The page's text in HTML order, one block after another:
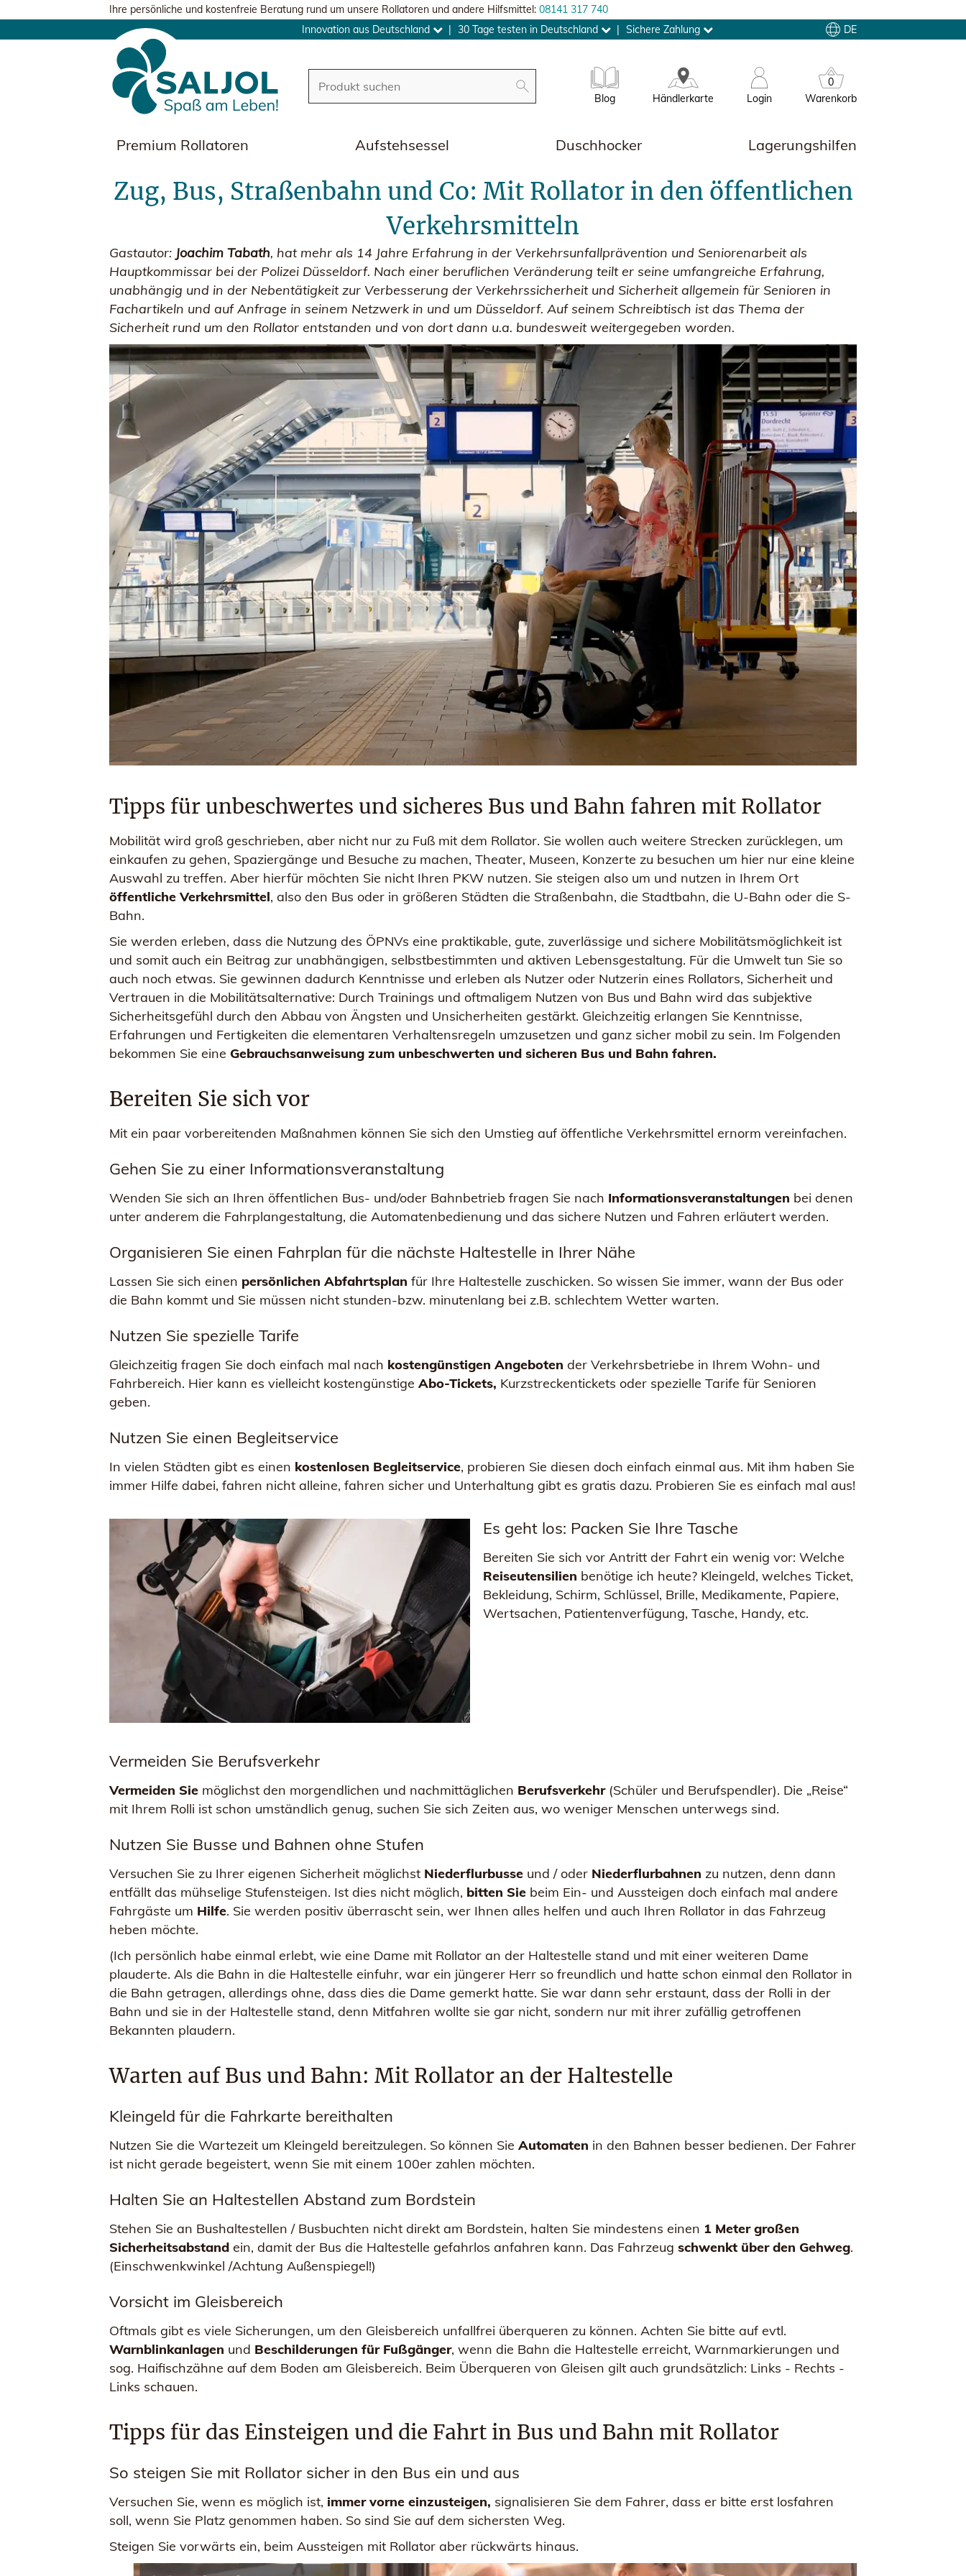
Ihre persönliche und kostenfreie Beratung rund um unsere Rollatoren und andere Hilfsmittel: 08141 317 740
Innovation aus Deutschland
| 30 Tage testen in Deutschland | Sichere Zahlung DE
Blog Händlerkarte Login
0
Warenkorb
Premium Rollatoren Aufstehsessel Duschhocker Lagerungshilfen
Zug, Bus, Straßenbahn und Co: Mit Rollator in den öffentlichen
Verkehrsmitteln
Gastautor: Joachim Tabath, hat mehr als 14 Jahre Erfahrung in der Verkehrsunfallprävention und Seniorenarbeit als
Hauptkommissar bei der Polizei Düsseldorf. Nach einer beruflichen Veränderung teilt er seine umfangreiche Erfahrung,
unabhängig und in der Nebentätigkeit zur Verbesserung der Verkehrssicherheit und Sicherheit allgemein für Senioren in
Fachartikeln und auf Anfrage in seinem Netzwerk in und um Düsseldorf. Auf seinem Schreibtisch ist das Thema der
Sicherheit rund um den Rollator entstanden und von dort dann u.a. bundesweit weitergegeben worden.
Tipps für unbeschwertes und sicheres Bus und Bahn fahren mit Rollator
Mobilität wird groß geschrieben, aber nicht nur zu Fuß mit dem Rollator. Sie wollen auch weitere Strecken zurücklegen, um
einkaufen zu gehen, Spaziergänge und Besuche zu machen, Theater, Museen, Konzerte zu besuchen um hier nur eine kleine
Auswahl zu treffen. Aber hierfür möchten Sie nicht Ihren PKW nutzen. Sie steigen also um und nutzen in Ihrem Ort
öffentliche Verkehrsmittel, also den Bus oder in größeren Städten die Straßenbahn, die Stadtbahn, die U-Bahn oder die S-
Bahn.
Sie werden erleben, dass die Nutzung des ÖPNVs eine praktikable, gute, zuverlässige und sichere Mobilitätsmöglichkeit ist
und somit auch ein Beitrag zur unabhängigen, selbstbestimmten und aktiven Lebensgestaltung. Für die Umwelt tun Sie so
auch noch etwas. Sie gewinnen dadurch Kenntnisse und erleben als Nutzer oder Nutzerin eines Rollators, Sicherheit und
Vertrauen in die Mobilitätsalternative: Durch Trainings und oftmaligem Nutzen von Bus und Bahn wird das subjektive
Sicherheitsgefühl durch den Abbau von Ängsten und Unsicherheiten gestärkt. Gleichzeitig erlangen Sie Kenntnisse,
Erfahrungen und Fertigkeiten die elementaren Verhaltensregeln umzusetzen und ganz sicher mobil zu sein. Im Folgenden
bekommen Sie eine Gebrauchsanweisung zum unbeschwerten und sicheren Bus und Bahn fahren.
Bereiten Sie sich vor
Mit ein paar vorbereitenden Maßnahmen können Sie sich den Umstieg auf öffentliche Verkehrsmittel ernorm vereinfachen.
Gehen Sie zu einer Informationsveranstaltung
Wenden Sie sich an Ihren öffentlichen Bus- und/oder Bahnbetrieb fragen Sie nach Informationsveranstaltungen bei denen
unter anderem die Fahrplangestaltung, die Automatenbedienung und das sichere Nutzen und Fahren erläutert werden.
Organisieren Sie einen Fahrplan für die nächste Haltestelle in Ihrer Nähe
Lassen Sie sich einen persönlichen Abfahrtsplan für Ihre Haltestelle zuschicken. So wissen Sie immer, wann der Bus oder
die Bahn kommt und Sie müssen nicht stunden-bzw. minutenlang bei z.B. schlechtem Wetter warten.
Nutzen Sie spezielle Tarife
Gleichzeitig fragen Sie doch einfach mal nach kostengünstigen Angeboten der Verkehrsbetriebe in Ihrem Wohn- und
Fahrbereich. Hier kann es vielleicht kostengünstige Abo-Tickets, Kurzstreckentickets oder spezielle Tarife für Senioren
geben.
Nutzen Sie einen Begleitservice
In vielen Städten gibt es einen kostenlosen Begleitservice, probieren Sie diesen doch einfach einmal aus. Mit ihm haben Sie
immer Hilfe dabei, fahren nicht alleine, fahren sicher und Unterhaltung gibt es gratis dazu. Probieren Sie es einfach mal aus!
Es geht los: Packen Sie Ihre Tasche
Bereiten Sie sich vor Antritt der Fahrt ein wenig vor: Welche
Reiseutensilien benötige ich heute? Kleingeld, welches Ticket,
Bekleidung, Schirm, Schlüssel, Brille, Medikamente, Papiere,
Wertsachen, Patientenverfügung, Tasche, Handy, etc.
Vermeiden Sie Berufsverkehr
Vermeiden Sie möglichst den morgendlichen und nachmittäglichen Berufsverkehr(Schüler und Berufspendler). Die „Reise“
mit Ihrem Rolli ist schon umständlich genug, suchen Sie sich Zeiten aus, wo weniger Menschen unterwegs sind.
Nutzen Sie Busse und Bahnen ohne Stufen
Versuchen Sie zu Ihrer eigenen Sicherheit möglichst Niederflurbusse und / oder Niederflurbahnen zu nutzen, denn dann
entfällt das mühselige Stufensteigen. Ist dies nicht möglich, bitten Sie beim Ein- und Aussteigen doch einfach mal andere
Fahrgäste um Hilfe. Sie werden positiv überrascht sein, wer Ihnen alles helfen und auch Ihren Rollator in das Fahrzeug
heben möchte.
(Ich persönlich habe einmal erlebt, wie eine Dame mit Rollator an der Haltestelle stand und mit einer weiteren Dame
plauderte. Als die Bahn in die Haltestelle einfuhr, war ein jüngerer Herr so freundlich und hatte schon einmal den Rollator in
die Bahn getragen, allerdings ohne, dass dies die Dame gemerkt hatte. Sie war dann sehr erstaunt, dass der Rolli in der
Bahn und sie in der Haltestelle stand, denn Mitfahren wollte sie gar nicht, sondern nur mit ihrer zufällig getroffenen
Bekannten plaudern.
Warten auf Bus und Bahn: Mit Rollator an der Haltestelle
Kleingeld für die Fahrkarte bereithalten
Nutzen Sie die Wartezeit um Kleingeld bereitzulegen. So können Sie Automaten in den Bahnen besser bedienen. Der Fahrer
ist nicht gerade begeistert, wenn Sie mit einem 100er zahlen möchten.
Halten Sie an Haltestellen Abstand zum Bordstein
Stehen Sie an Bushaltestellen / Busbuchten nicht direkt am Bordstein, halten Sie mindestens einen 1 Meter großen
Sicherheitsabstand ein, damit der Bus die Haltestelle gefahrlos anfahren kann. Das Fahrzeug schwenkt über den Gehweg.
(Einschwenkwinkel /Achtung Außenspiegel!)
Vorsicht im Gleisbereich
Oftmals gibt es viele Sicherungen, um den Gleisbereich unfallfrei überqueren zu können. Achten Sie bitte auf evtl.
Warnblinkanlagen und Beschilderungen für Fußgänger, wenn die Bahn die Haltestelle erreicht, Warnmarkierungen und
sog. Haifischzähne auf dem Boden am Gleisbereich. Beim Überqueren von Gleisen gilt auch grundsätzlich: Links - Rechts -
Links schauen.
Tipps für das Einsteigen und die Fahrt in Bus und Bahn mit Rollator
So steigen Sie mit Rollator sicher in den Bus ein und aus
Versuchen Sie, wenn es möglich ist, immer vorne einzusteigen, signalisieren Sie dem Fahrer, dass er bitte erst losfahren
soll, wenn Sie Platz genommen haben. So sind Sie auf dem sichersten Weg.
Steigen Sie vorwärts ein, beim Aussteigen mit Rollator aber rückwärts hinaus.